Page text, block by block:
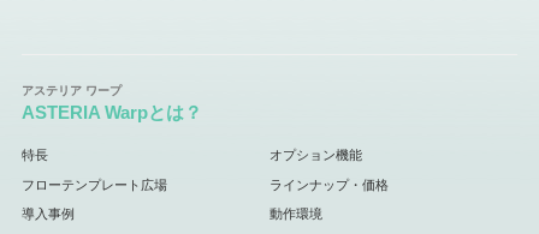
ASTERIA Warpとは？
特長 オプション機能
フローテンプレート広場 ラインナップ・価格
導入事例 動作環境